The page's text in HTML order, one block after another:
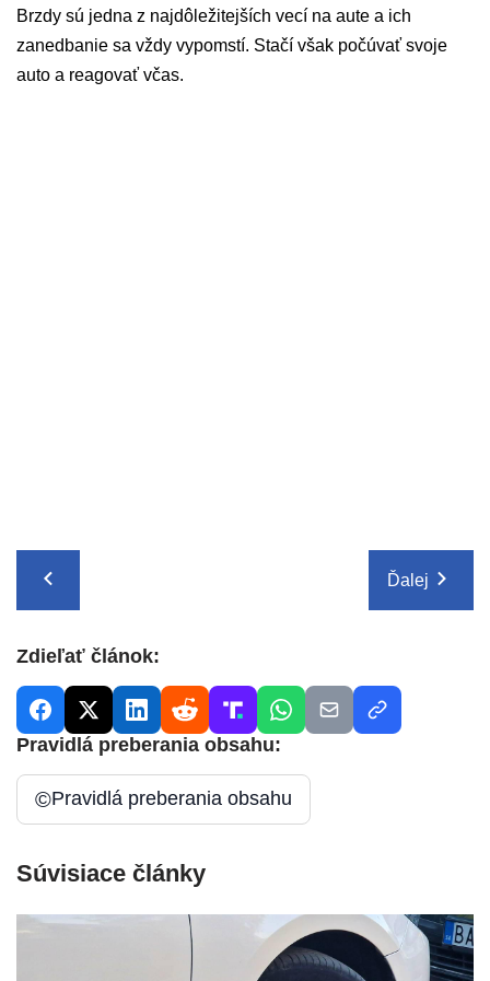
Brzdy sú jedna z najdôležitejších vecí na aute a ich
zanedbanie sa vždy vypomstí. Stačí však počúvať svoje
auto a reagovať včas.
Ďalej
Zdieľať článok:
Pravidlá preberania obsahu:
©Pravidlá preberania obsahu
Súvisiace články